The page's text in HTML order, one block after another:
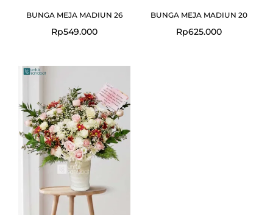
BUNGA MEJA MADIUN 26
Rp549.000
BUNGA MEJA MADIUN 20
Rp625.000